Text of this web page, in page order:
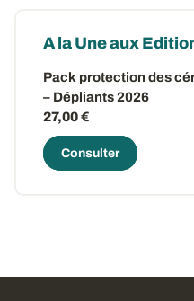
A la Une aux
Pack protection des
– Dépliants 2026
27,00 €
Consulter